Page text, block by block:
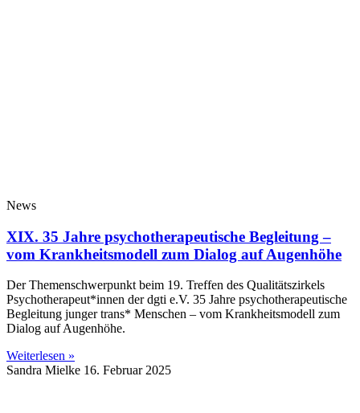
News
XIX. 35 Jahre psychotherapeutische Begleitung –
vom Krankheitsmodell zum Dialog auf Augenhöhe
Der Themenschwerpunkt beim 19. Treffen des Qualitätszirkels
Psychotherapeut*innen der dgti e.V. 35 Jahre psychotherapeutische
Begleitung junger trans* Menschen – vom Krankheitsmodell zum
Dialog auf Augenhöhe.
Weiterlesen »
Sandra Mielke 16. Februar 2025